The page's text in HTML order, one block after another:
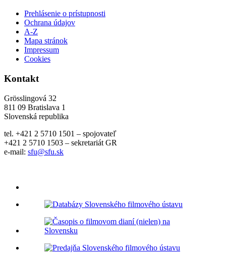
Prehlásenie o prístupnosti
Ochrana údajov
A-Z
Mapa stránok
Impressum
Cookies
Kontakt
Grösslingová 32
811 09 Bratislava 1
Slovenská republika
tel. +421 2 5710 1501 – spojovateľ
+421 2 5710 1503 – sekretariát GR
e-mail: sfu@sfu.sk